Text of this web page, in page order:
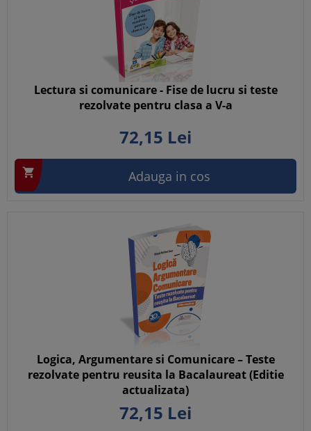
Lectura si comunicare - Fise de lucru si teste
rezolvate pentru clasa a V-a
72,15 Lei
 Adauga in cos
Logica, Argumentare si Comunicare – Teste
rezolvate pentru reusita la Bacalaureat (Editie
actualizata)
72,15 Lei